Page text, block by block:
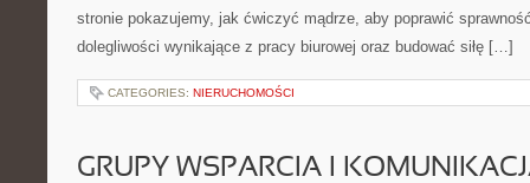
stronie pokazujemy, jak ćwiczyć mądrze, aby poprawić
dolegliwości wynikające z pracy biurowej oraz budować siłę […]
CATEGORIES: NIERUCHOMOŚCI
GRUPY WSPARCIA I